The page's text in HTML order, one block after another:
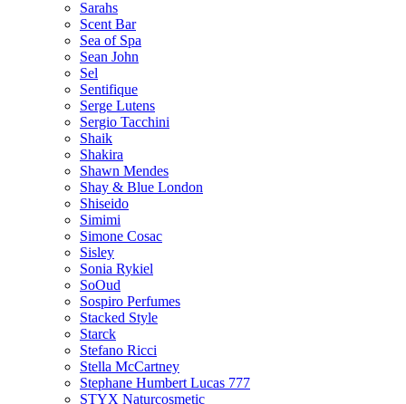
Sarahs
Scent Bar
Sea of Spa
Sean John
Sel
Sentifique
Serge Lutens
Sergio Tacchini
Shaik
Shakira
Shawn Mendes
Shay & Blue London
Shiseido
Simimi
Simone Cosac
Sisley
Sonia Rykiel
SoOud
Sospiro Perfumes
Stacked Style
Starck
Stefano Ricci
Stella McCartney
Stephane Humbert Lucas 777
STYX Naturсosmetic